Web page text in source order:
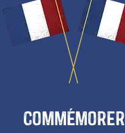
Commémorer